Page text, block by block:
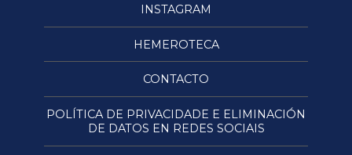
INSTAGRAM
HEMEROTECA
CONTACTO
POLÍTICA DE PRIVACIDADE E ELIMINACIÓN
DE DATOS EN REDES SOCIAIS